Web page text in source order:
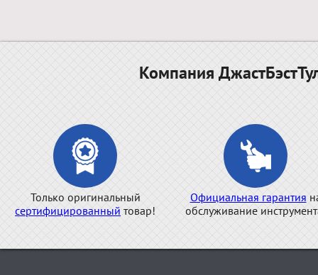
Компания
Только оригинальный
сертифицированный товар!
Официальная гарантия
обслуживание